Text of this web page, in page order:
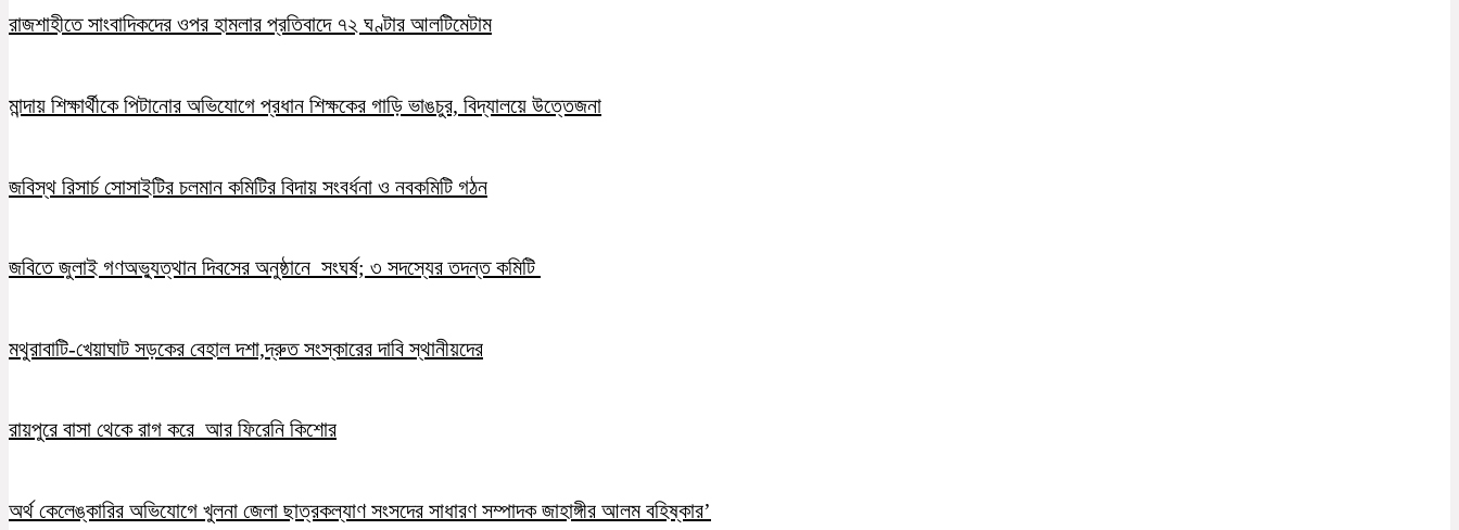
রাজশাহীতে সাংবাদিকদের ওপর হামলার প্রতিবাদে ৭২ ঘণ্টার আলটিমেটাম
মান্দায় শিক্ষার্থীকে পিটানোর অভিযোগে প্রধান শিক্ষকের গাড়ি ভাঙচুর, বিদ্যালয়ে উত্তেজনা
জবিস্থ রিসার্চ সোসাইটির চলমান কমিটির বিদায় সংবর্ধনা ও নবকমিটি গঠন
জবিতে জুলাই গণঅভ্যুত্থান দিবসের অনুষ্ঠানে সংঘর্ষ; ৩ সদস্যের তদন্ত কমিটি
মথুরাবাটি-খেয়াঘাট সড়কের বেহাল দশা,দ্রুত সংস্কারের দাবি স্থানীয়দের
রায়পুরে বাসা থেকে রাগ করে আর ফিরেনি কিশোর
অর্থ কেলেঙ্কারির অভিযোগে খুলনা জেলা ছাত্রকল্যাণ সংসদের সাধারণ সম্পাদক জাহাঙ্গীর আলম বহিষ্কার’